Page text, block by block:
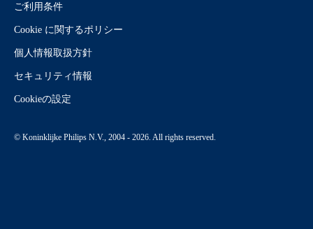
ご利用条件
Cookie に関するポリシー
個人情報取扱方針
セキュリティ情報
Cookieの設定
© Koninklijke Philips N.V., 2004 - 2026. All rights reserved.